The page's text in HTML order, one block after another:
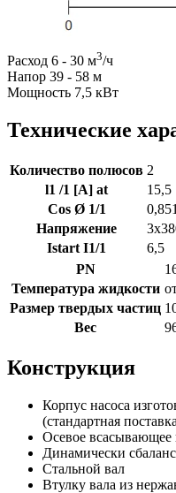
Расход 6 - 30 м3/ч
Напор 39 - 58 м
Мощность 7,5 кВт
Технические
Количество полюсов 2
l1 /1 [A] at
15,5
Cos Ø 1/1
0,851
Напряжение
Istart I1/1
6,5
PN
Температура жидкости
Размер твердых частиц
Вес
Конструкция
Корпус насоса
(стандартная
Осевое всасывающее
Динамически
Стальной вал
Втулку вала из